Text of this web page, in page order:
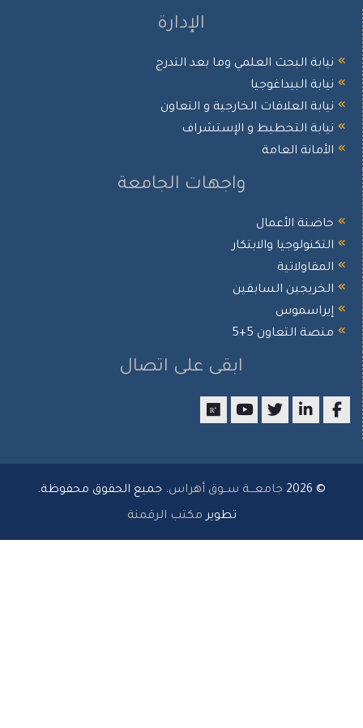
الإدارة
البحث العلمي وما بعد التدرج
البيداغوجيا
العلاقات الخارجية و التعاون
التخطيط و الإستشراف
العامة
واجهات الجامعة
الأعمال
والابتكار
السابقين
التعاون 5+5
ابقى على اتصال
جامعـــة ســوق أهراس . جميع الحقوق محفوظة.
مكتب الرقمنة